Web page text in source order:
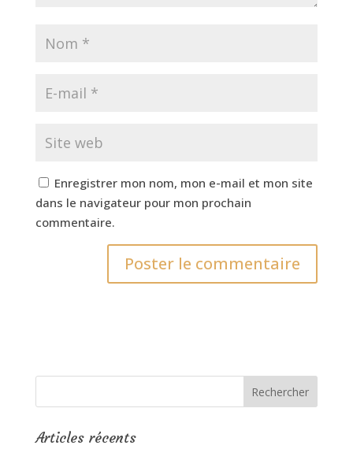
Enregistrer mon nom, mon e-mail et mon site
dans le navigateur pour mon prochain
commentaire.
Articles récents